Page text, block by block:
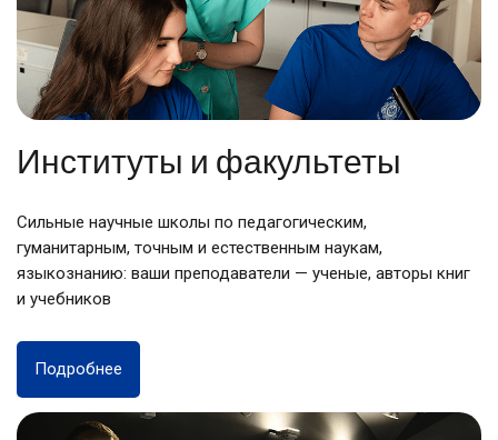
Институты и факультеты
Сильные научные школы по педагогическим,
гуманитарным, точным и естественным наукам,
языкознанию: ваши преподаватели — ученые, авторы книг
и учебников
Подробнее